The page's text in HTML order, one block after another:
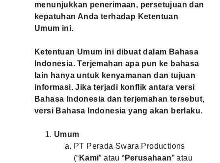
TRENDING
EVENTS
VIDEOS
MLDPOINTS
menunjukkan penerimaan, persetujuan dan
kepatuhan Anda terhadap Ketentuan
Umum ini.
Ketentuan Umum ini dibuat dalam Bahasa
Indonesia. Terjemahan apa pun ke bahasa
lain hanya untuk kenyamanan dan tujuan
informasi. Jika terjadi konflik antara versi
Bahasa Indonesia dan terjemahan tersebut,
versi Bahasa Indonesia yang akan berlaku.
Umum
PT Perada Swara Productions
(“ Kami” atau “ Perusahaan” atau